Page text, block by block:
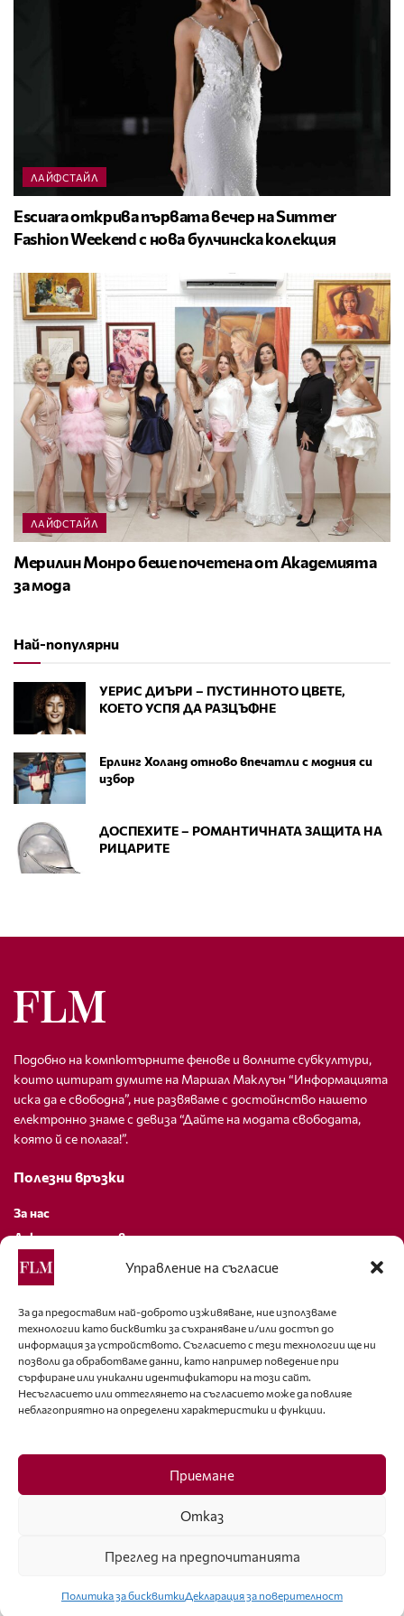
Управление на съгласие
За да предоставим най-доброто изживяване, ние използваме
технологии като бисквитки за съхраняване и/или достъп до
информация за устройството. Съгласието с тези технологии ще ни
позволи да обработваме данни, като например поведение при
сърфиране или уникални идентификатори на този сайт.
Несъгласието или оттеглянето на съгласието може да повлияе
неблагоприятно на определени характеристики и функции.
Приемане
Отказ
Преглед на предпочитанията
Политика за бисквиткиДекларация за поверителност
ЛАЙФСТАЙЛ
Escuara открива първата вечер на Summer
Fashion Weekend с нова булчинска колекция
ЛАЙФСТАЙЛ
Мерилин Монро беше почетена от Академията
за мода
Най-популярни
УЕРИС ДИЪРИ – ПУСТИННОТО ЦВЕТЕ,
КОЕТО УСПЯ ДА РАЗЦЪФНЕ
Ерлинг Холанд отново впечатли с модния си
избор
ДОСПЕХИТЕ – РОМАНТИЧНАТА ЗАЩИТА НА
РИЦАРИТЕ
Подобно на компютърните фенове и волните субкултури,
които цитират думите на Маршал Маклуън “Информацията
иска да е свободна”, ние развяваме с достойнство нашето
електронно знаме с девиза “Дайте на модата свободата,
която й се полага!”.
Полезни връзки
За нас
Декларация за поверителност
Политика за бисквитки
За контакти
editor@fashion-lifestyle.net
+359 88 227 33 47
Последвайте ни
Facebook
ISSN 1314-8915 Copyright © 2007-2025 Ot igla do konetz Ltd. & Fashion.bg